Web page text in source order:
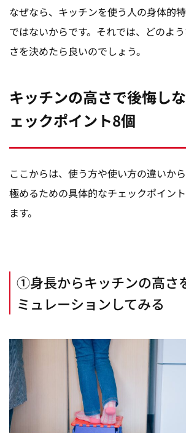
なぜなら、キッチンを使う人の身体的
ではないからです。それでは、どのよ
さを決めたら良いのでしょう。
キッチンの高さで後悔し
ェックポイント8個
ここからは、使う方や使い方の違いか
極めるための具体的なチェックポイン
ます。
①身長からキッチンの高さ
ミュレーションしてみる